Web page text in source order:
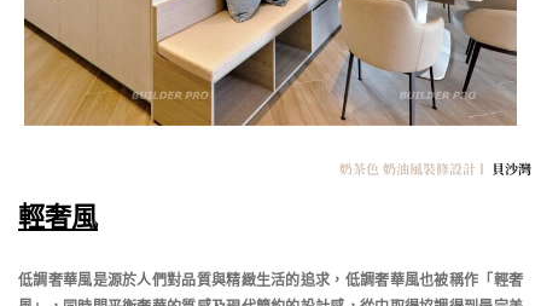
奶茶色 奶油風裝修設計 l 貝沙灣
輕奢風
低調奢華風是源於人們對品質與精緻生活的追求，低調奢華風也被稱作「輕奢